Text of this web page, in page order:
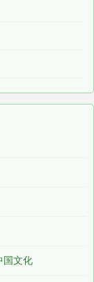
国文化